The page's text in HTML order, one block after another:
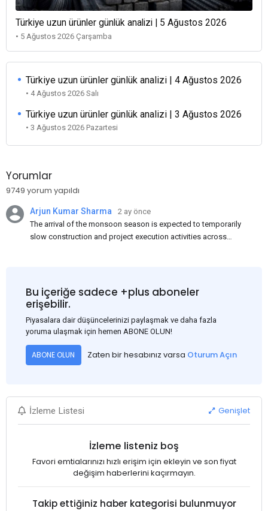
Türkiye uzun ürünler günlük analizi | 5 Ağustos 2026
• 5 Ağustos 2026 Çarşamba
Türkiye uzun ürünler günlük analizi | 4 Ağustos 2026
• 4 Ağustos 2026 Salı
Türkiye uzun ürünler günlük analizi | 3 Ağustos 2026
• 3 Ağustos 2026 Pazartesi
Yorumlar
9749 yorum yapıldı
Arjun Kumar Sharma
2 ay önce
The arrival of the monsoon season is expected to temporarily
slow construction and project execution activities across
and rural construction projects is expected to provide support
to the market despite seasonal disruptions caused by heavy
rainfall.
Bu içeriğe sadece +plus aboneler
erişebilir.
Piyasalara dair düşüncelerinizi paylaşmak ve daha fazla
yoruma ulaşmak için hemen ABONE OLUN!
ABONE OLUN Zaten bir hesabınız varsa Oturum Açın
İzleme Listesi Genişlet
İzleme listeniz boş
Favori emtialarınızı hızlı erişim için ekleyin ve son fiyat
değişim haberlerini kaçırmayın.
Takip ettiğiniz haber kategorisi bulunmuyor